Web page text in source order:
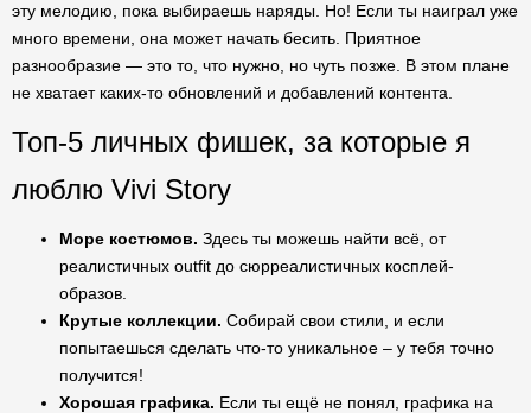
эту мелодию, пока выбираешь наряды. Но! Если ты наиграл уже
много времени, она может начать бесить. Приятное
разнообразие — это то, что нужно, но чуть позже. В этом плане
не хватает каких-то обновлений и добавлений контента.
Топ-5 личных фишек, за которые я
люблю Vivi Story
Море костюмов. Здесь ты можешь найти всё, от
реалистичных outfit до сюрреалистичных косплей-
образов.
Крутые коллекции. Собирай свои стили, и если
попытаешься сделать что-то уникальное – у тебя точно
получится!
Хорошая графика. Если ты ещё не понял, графика на